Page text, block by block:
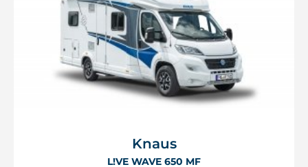
Knaus
L!VE WAVE 650 MF